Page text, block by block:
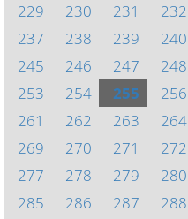
229
230 231 232
237
238 239 240
245
246 247 248
253
254 255 256
261
262 263 264
269
270 271 272
277
278 279 280
285
286 287 288